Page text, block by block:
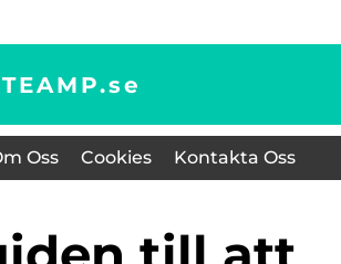
TEAMP.se
Oss Cookies Kontakta Oss